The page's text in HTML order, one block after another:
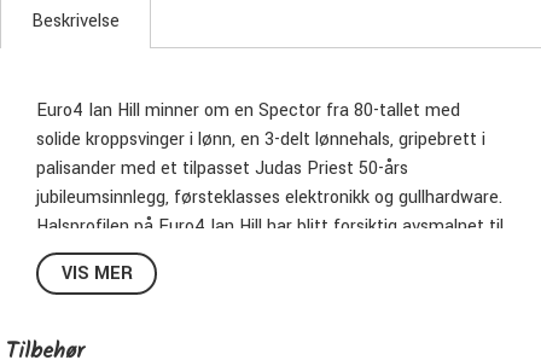
Beskrivelse
Euro4 Ian Hill minner om en Spector fra 80-tallet med
solide kroppsvinger i lønn, en 3-delt lønnehals, gripebrett i
palisander med et tilpasset Judas Priest 50-års
jubileumsinnlegg, førsteklasses elektronikk og gullhardware.
Halsprofilen på Euro4 Ian Hill har blitt forsiktig avsmalnet til
Ians spesifikasjoner, noe som resulterer i en slankere form
som er slank og komfortabel. Når det gjelder å gjengi de
på en enkelt EMG P-pickup og en proprietær Spector
VIS MER
Tilbehør